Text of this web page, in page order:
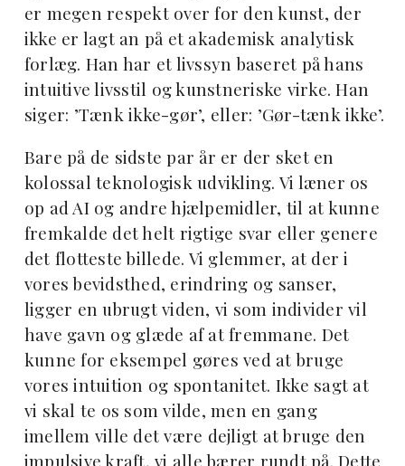
er megen respekt over for den kunst, der
ikke er lagt an på et akademisk analytisk
forlæg. Han har et livssyn baseret på hans
intuitive livsstil og kunstneriske virke. Han
siger: ’Tænk ikke-gør’, eller: ’Gør-tænk ikke’.
Bare på de sidste par år er der sket en
kolossal teknologisk udvikling. Vi læner os
op ad AI og andre hjælpemidler, til at kunne
fremkalde det helt rigtige svar eller genere
det flotteste billede. Vi glemmer, at der i
vores bevidsthed, erindring og sanser,
ligger en ubrugt viden, vi som individer vil
have gavn og glæde af at fremmane. Det
kunne for eksempel gøres ved at bruge
vores intuition og spontanitet. Ikke sagt at
vi skal te os som vilde, men en gang
imellem ville det være dejligt at bruge den
impulsive kraft, vi alle bærer rundt på. Dette